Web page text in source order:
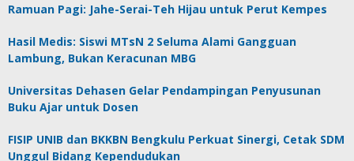
Ramuan Pagi: Jahe-Serai-Teh Hijau untuk Perut Kempes
Hasil Medis: Siswi MTsN 2 Seluma Alami Gangguan
Lambung, Bukan Keracunan MBG
Universitas Dehasen Gelar Pendampingan Penyusunan
Buku Ajar untuk Dosen
FISIP UNIB dan BKKBN Bengkulu Perkuat Sinergi, Cetak SDM
Unggul Bidang Kependudukan